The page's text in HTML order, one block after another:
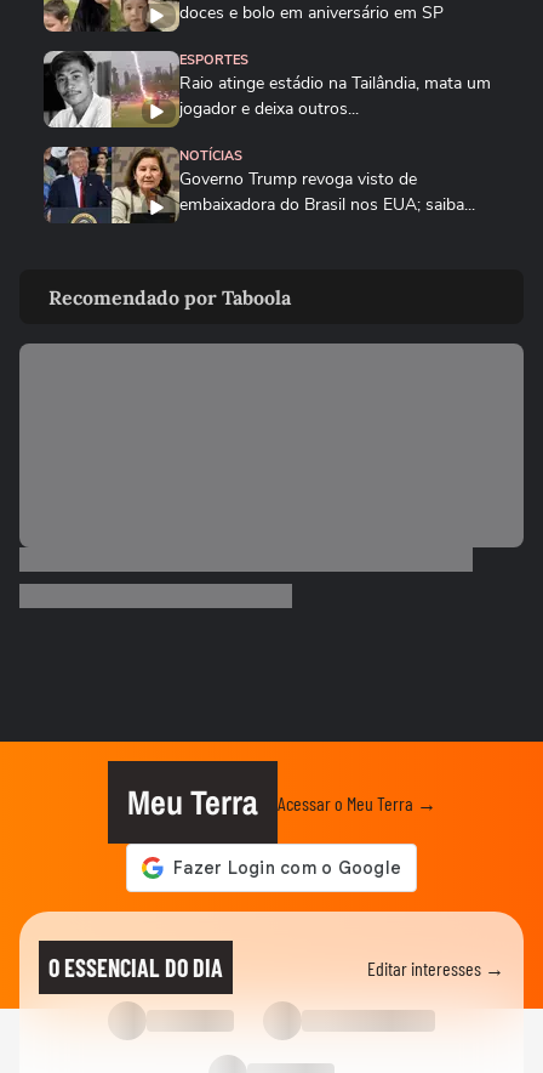
doces e bolo em aniversário em SP
ESPORTES
Raio atinge estádio na Tailândia, mata um
jogador e deixa outros...
NOTÍCIAS
Governo Trump revoga visto de
embaixadora do Brasil nos EUA; saiba...
filhote por vários dias na...
MUNDO
acordo para...
Menino de 11 anos viraliza após virar
tradutor da mãe durante...
Lula diz que não é ‘louco’ de brigar com
China e EUA: ‘Quero...
No Japão, Zico tranquiliza fãs após
terremoto de grandes...
Recomendado por Taboola
Meu Terra Acessar o Meu Terra →
O ESSENCIAL DO DIA Editar interesses →